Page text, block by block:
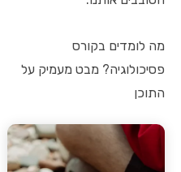
מה לומדים בקורס
פסיכולוגיה? מבט מעמיק על
התוכן